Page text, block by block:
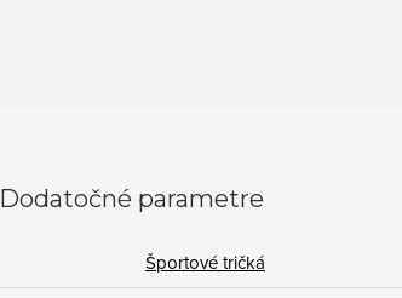
Dodatočné parametre
Športové tričká